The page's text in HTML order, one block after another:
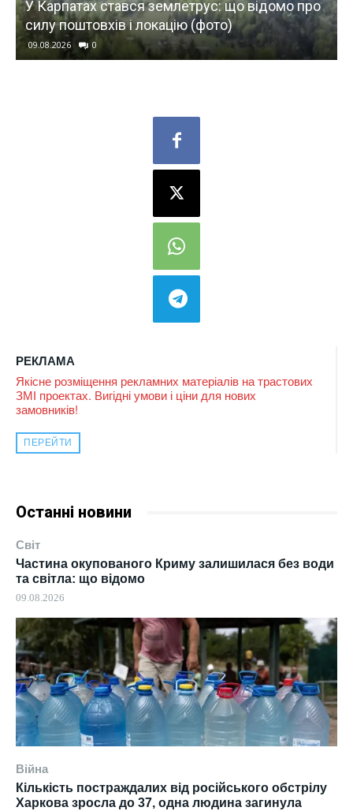
РЕКЛАМА
Якісне розміщення рекламних матеріалів на трастових
ЗМІ проектах. Вигідні умови і ціни для нових
замовників!
ПЕРЕЙТИ
Останні новини
Світ
Частина окупованого Криму залишилася без води
та світла: що відомо
09.08.2026
Війна
Кількість постраждалих від російського обстрілу
Харкова зросла до 37, одна людина загинула
У Карпатах стався землетрус: що відомо про
силу поштовхів і локацію (фото)
09.08.2026 0